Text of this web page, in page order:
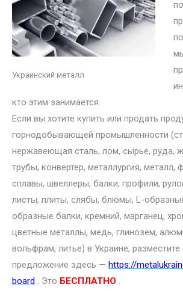
Украинский металл
кто этим занимается.
Если вы хотите купить или продать
горнодобывающей промышленности
нержавеющая сталь, лом, сырье, руда,
трубы, конвертер, металлургия, металл,
сплавы, швеллеры, балки, профили,
листы, плиты, слябы, блюмы, L-
образные балки, кремний, марганец,
цветные металлы, медь, глинозем,
вольфрам, литье) в Украине, разместите
предложение здесь — https://
board . Это БЕСПЛАТНО .